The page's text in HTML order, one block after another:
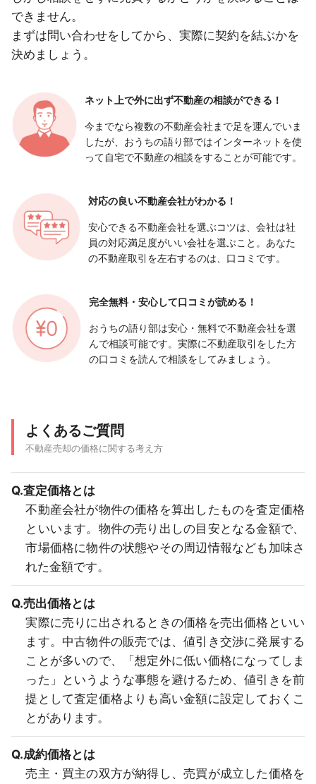
できません。
まずは問い合わせをしてから、実際に契約を結ぶかを
決めましょう。
ネット上で外に出ず不動産の相談ができる！
今までなら複数の不動産会社まで足を運んでいま
したが、おうちの語り部ではインターネットを使
って自宅で不動産の相談をすることが可能です。
対応の良い不動産会社がわかる！
安心できる不動産会社を選ぶコツは、会社は社
員の対応満足度がいい会社を選ぶこと。あなた
の不動産取引を左右するのは、口コミです。
完全無料・安心して口コミが読める！
おうちの語り部は安心・無料で不動産会社を選
んで相談可能です。実際に不動産取引をした方
の口コミを読んで相談をしてみましょう。
よくあるご質問
不動産売却の価格に関する考え方
Q.査定価格とは
不動産会社が物件の価格を算出したものを査定価格
といいます。物件の売り出しの目安となる金額で、
市場価格に物件の状態やその周辺情報なども加味さ
れた金額です。
Q.売出価格とは
実際に売りに出されるときの価格を売出価格といい
ます。中古物件の販売では、値引き交渉に発展する
ことが多いので、「想定外に低い価格になってしま
った」というような事態を避けるため、値引きを前
提として査定価格よりも高い金額に設定しておくこ
とがあります。
Q.成約価格とは
売主・買主の双方が納得し、売買が成立した価格を